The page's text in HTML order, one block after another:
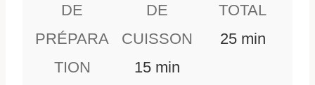
DE
PRÉPARA
TION
DE
CUISSON
15mmin
TOTAL
25mmin